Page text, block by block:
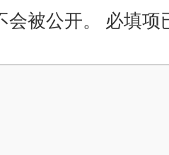
被公开。 必填项